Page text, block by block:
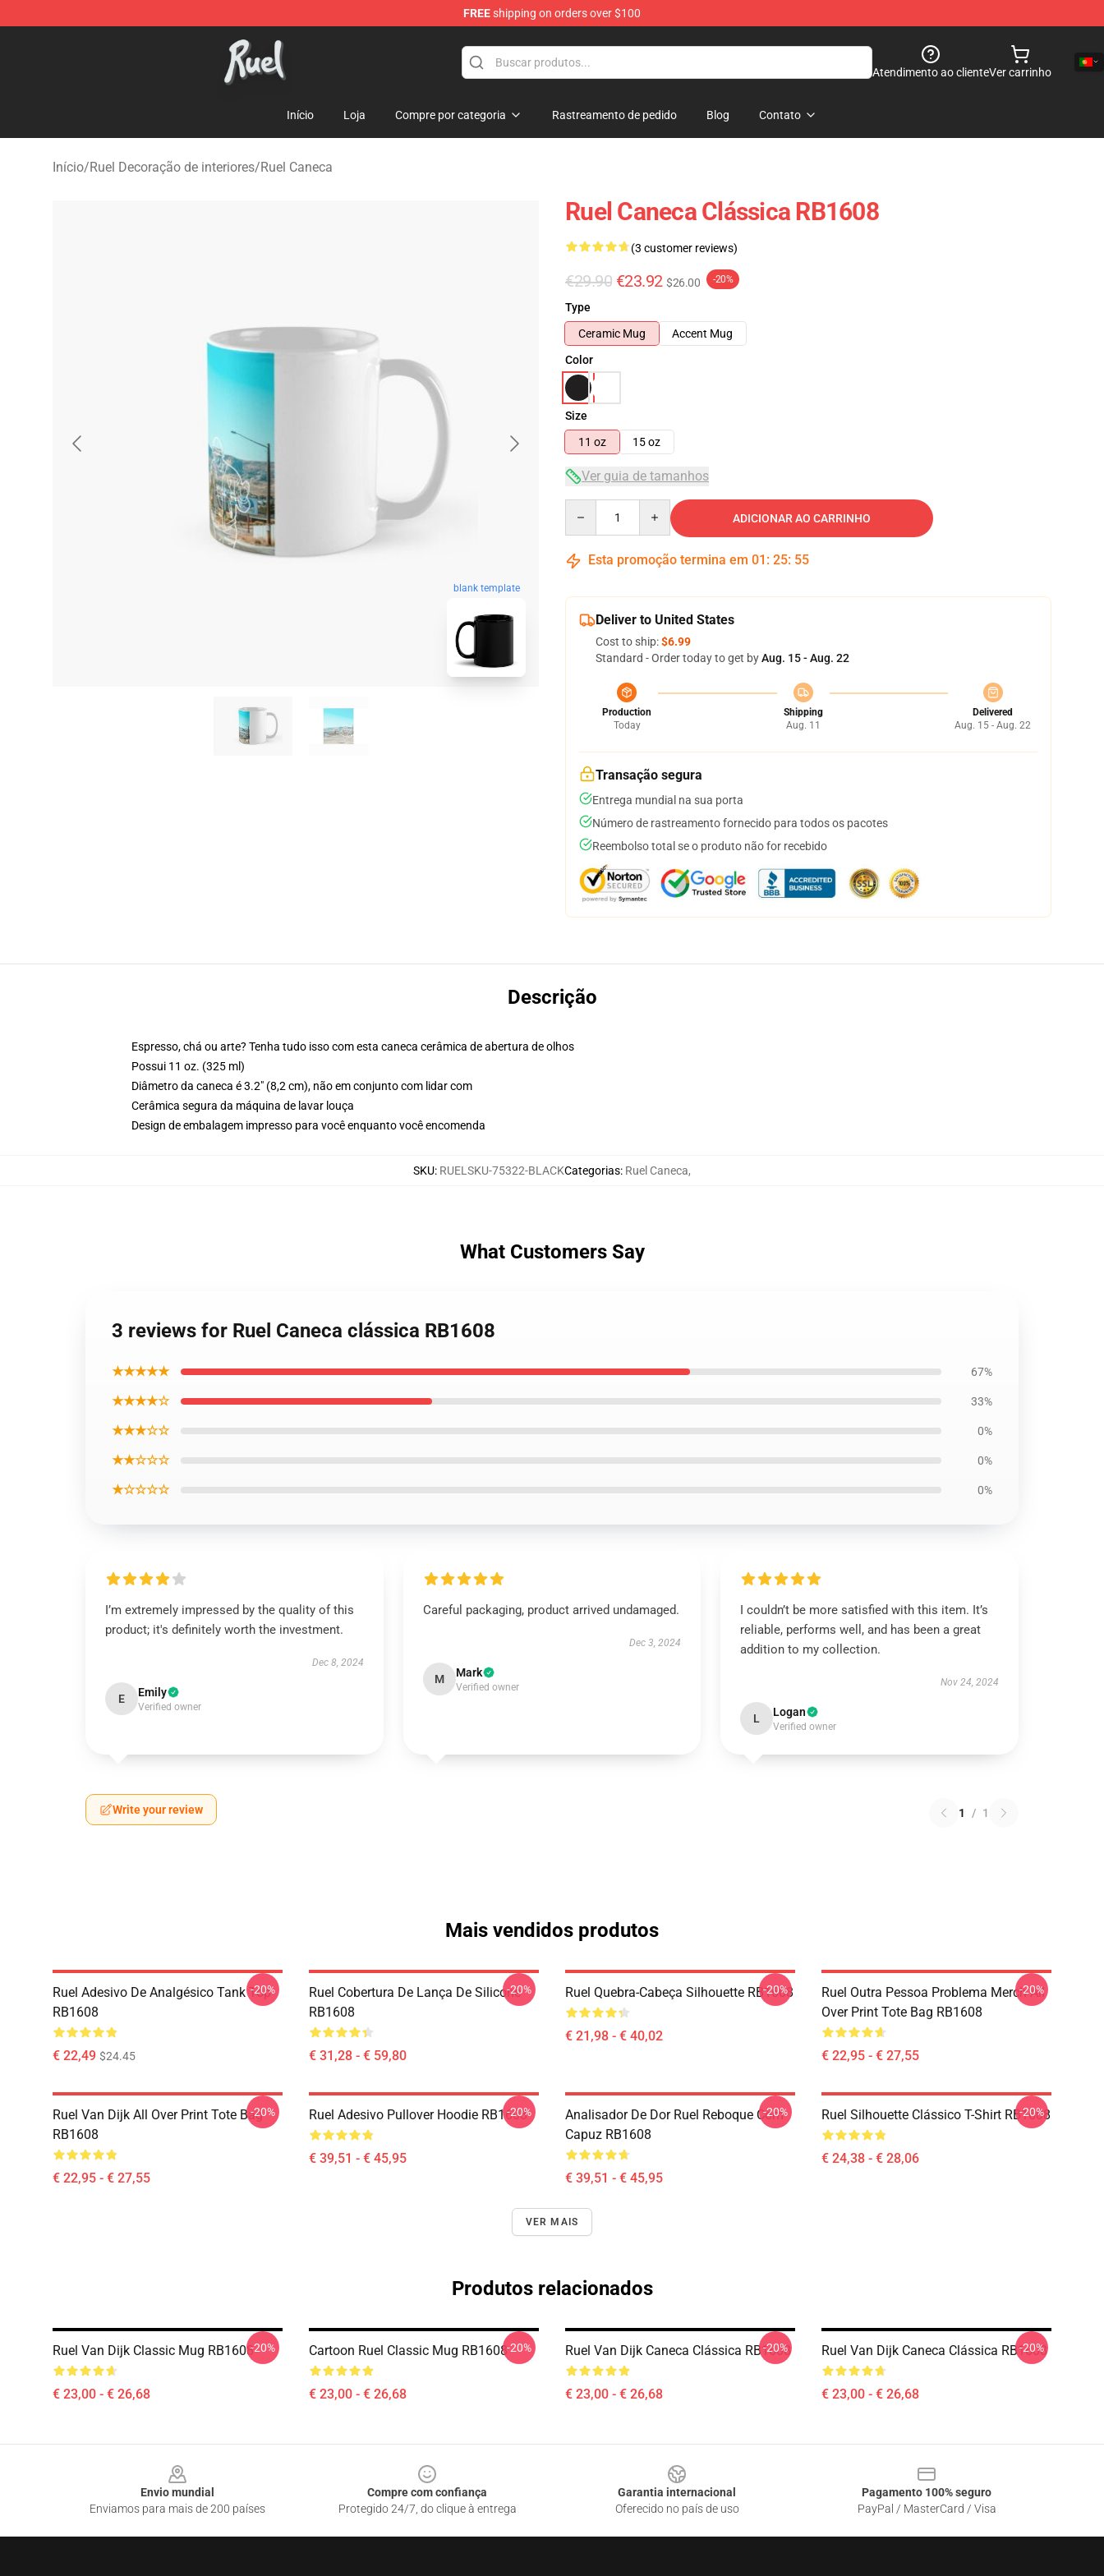
FREEshipping on orders over $100
Ruel Store - Official Ruel Merchandise Shop
Atendimento ao clienteVer carrinho
Início Loja Compre por categoria Rastreamento de pedido Blog Contato
Início/Ruel Decoração de interiores/Ruel Caneca
blank template
Ruel Caneca Clássica RB1608
(3 customer reviews)
€29.90 €23.92 $26.00 -20%
Type
Ceramic Mug
Accent Mug
Color
Size
11 oz
15 oz
Ver guia de tamanhos
ADICIONAR AO CARRINHO
Esta promoção termina em 01 : 25: 54
Deliver to United States
Cost to ship:$6.99
Standard - Order today to get byAug. 15 - Aug. 22
Production
Today
Shipping
Aug. 11
Delivered
Aug. 15 - Aug. 22
Transação segura
Entrega mundial na sua porta
Número de rastreamento fornecido para todos os pacotes
Reembolso total se o produto não for recebido
Descrição
Espresso, chá ou arte? Tenha tudo isso com esta caneca cerâmica de abertura de olhos
Possui 11 oz. (325 ml)
Diâmetro da caneca é 3.2" (8,2 cm), não em conjunto com lidar com
Cerâmica segura da máquina de lavar louça
Design de embalagem impresso para você enquanto você encomenda
SKU: RUELSKU-75322-BLACKCategorias: Ruel Caneca,
What Customers Say
3 reviews for Ruel Caneca clássica RB1608
★★★★★ 67%
★★★★☆ 33%
★★★☆☆ 0%
★★☆☆☆ 0%
★☆☆☆☆ 0%
I’m extremely impressed by the quality of this
product; it's definitely worth the investment.
Dec 8, 2024
E Emily
Verified owner
Careful packaging, product arrived undamaged.
Dec 3, 2024
M Mark
Verified owner
I couldn’t be more satisfied with this item. It’s
reliable, performs well, and has been a great
addition to my collection.
Nov 24, 2024
L Logan
Verified owner
Write your review 1 / 1
Mais vendidos produtos
Ruel Adesivo De Analgésico Tank Top
RB1608
€ 22,49 $24.45
-20%
Ruel Cobertura De Lança De Silicone
RB1608
€ 31,28 - € 59,80
-20% Ruel Quebra-Cabeça Silhouette RB1608
€ 21,98 - € 40,02
-20%
Ruel Outra Pessoa Problema Merch All
Over Print Tote Bag RB1608
€ 22,95 - € 27,55
-20%
Ruel Van Dijk All Over Print Tote Bag
RB1608
€ 22,95 - € 27,55
-20% Ruel Adesivo Pullover Hoodie RB1608
€ 39,51 - € 45,95
-20%
Analisador De Dor Ruel Reboque Com
Capuz RB1608
€ 39,51 - € 45,95
-20% Ruel Silhouette Clássico T-Shirt RB1608
€ 24,38 - € 28,06
-20%
VER MAIS
Produtos relacionados
Ruel Van Dijk Classic Mug RB1608
€ 23,00 - € 26,68
-20% Cartoon Ruel Classic Mug RB1608
€ 23,00 - € 26,68
-20% Ruel Van Dijk Caneca Clássica RB1608
€ 23,00 - € 26,68
-20% Ruel Van Dijk Caneca Clássica RB1608
€ 23,00 - € 26,68
-20%
Envio mundial
Enviamos para mais de 200 países
Compre com confiança
Protegido 24/7, do clique à entrega
Garantia internacional
Oferecido no país de uso
Pagamento 100% seguro
PayPal / MasterCard / Visa